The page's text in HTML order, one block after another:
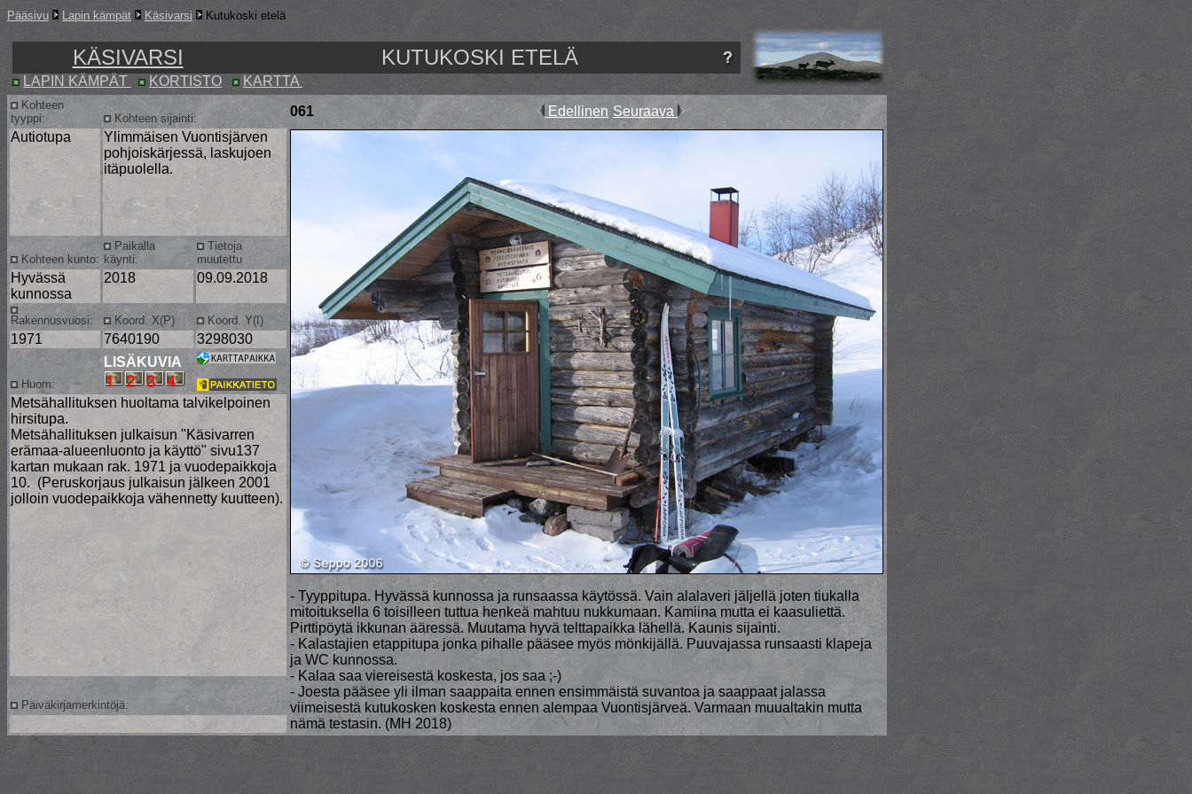
Pääsivu Lapin kämpät Käsivarsi Kutukoski etelä
KÄSIVARSI KUTUKOSKI ETELÄ
LAPIN KÄMPÄT KORTISTO KARTTA
Kohteen
tyyppi:
Kohteen sijainti: 061 Edellinen Seuraava
Autiotupa
Ylimmäisen Vuontisjärven
pohjoiskärjessä, laskujoen
itäpuolella.
- Tyyppitupa. Hyvässä kunnossa ja runsaassa käytössä. Vain alalaveri jäljellä joten tiukalla
mitoituksella 6 toisilleen tuttua henkeä mahtuu nukkumaan. Kamiina mutta ei kaasuliettä.
Pirttipöytä ikkunan ääressä. Muutama hyvä telttapaikka lähellä. Kaunis sijainti.
- Kalastajien etappitupa jonka pihalle pääsee myös mönkijällä. Puuvajassa runsaasti klapeja
ja WC kunnossa.
- Kalaa saa viereisestä koskesta, jos saa ;-)
- Joesta pääsee yli ilman saappaita ennen ensimmäistä suvantoa ja saappaat jalassa
viimeisestä kutukosken koskesta ennen alempaa Vuontisjärveä. Varmaan muualtakin mutta
nämä testasin. (MH 2018)
Kohteen kunto:
Paikalla
käynti:
Tietoja
muutettu
Hyvässä
kunnossa
2018 09.09.2018
Rakennusvuosi: Koord. X(P) Koord. Y(I)
1971 7640190 3298030
Huom:
LISÄKUVIA
Metsähallituksen huoltama talvikelpoinen
hirsitupa.
Metsähallituksen julkaisun "Käsivarren
erämaa-alueenluonto ja käyttö" sivu137
kartan mukaan rak. 1971 ja vuodepaikkoja
10. (Peruskorjaus julkaisun jälkeen 2001
jolloin vuodepaikkoja vähennetty kuutteen).
Päiväkirjamerkintöjä: